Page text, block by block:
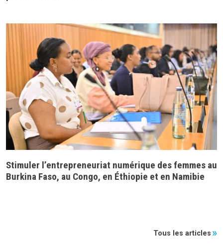
Stimuler l’entrepreneuriat numérique des femmes au
Burkina Faso, au Congo, en Éthiopie et en Namibie
Tous les articles